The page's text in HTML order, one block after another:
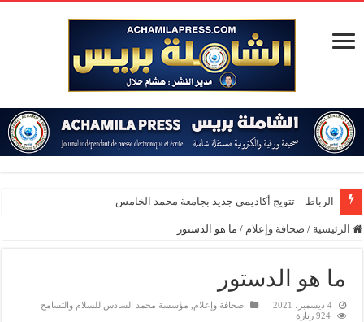
الرباط – تتويج أكاديمي جديد بجامعة محمد الخامس
الرئيسية / صحافة وإعلام / ما هو الدستور
ما هو الدستور
4 ديسمبر، 2021 صحافة وإعلام
مؤسسة محمد السادس للسلام والتسامح
924 زيارة